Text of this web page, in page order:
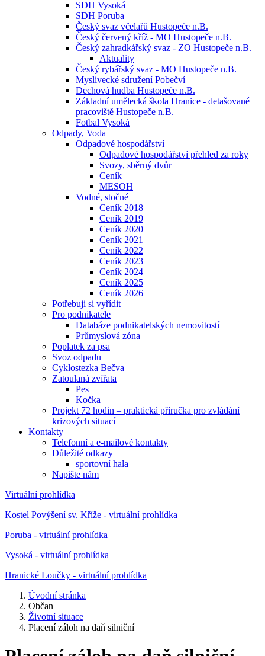
SDH Vysoká
SDH Poruba
Český svaz včelařů Hustopeče n.B.
Český červený kříž - MO Hustopeče n.B.
Český zahradkářský svaz - ZO Hustopeče n.B.
Aktuality
Český rybářský svaz - MO Hustopeče n.B.
Myslivecké sdružení Pobečví
Dechová hudba Hustopeče n.B.
Základní umělecká škola Hranice - detašované
pracoviště Hustopeče n.B.
Fotbal Vysoká
Odpady, Voda
Odpadové hospodářství
Odpadové hospodářství přehled za roky
Svozy, sběrný dvůr
Ceník
MESOH
Vodné, stočné
Ceník 2018
Ceník 2019
Ceník 2020
Ceník 2021
Ceník 2022
Ceník 2023
Ceník 2024
Ceník 2025
Ceník 2026
Potřebuji si vyřídit
Pro podnikatele
Databáze podnikatelských nemovitostí
Průmyslová zóna
Poplatek za psa
Svoz odpadu
Cyklostezka Bečva
Zatoulaná zvířata
Pes
Kočka
Projekt 72 hodin – praktická příručka pro zvládání
krizových situací
Kontakty
Telefonní a e-mailové kontakty
Důležité odkazy
sportovní hala
Napište nám
Virtuální prohlídka
Kostel Povýšení sv. Kříže - virtuální prohlídka
Poruba - virtuální prohlídka
Vysoká - virtuální prohlídka
Hranické Loučky - virtuální prohlídka
Úvodní stránka
Občan
Životní situace
Placení záloh na daň silniční